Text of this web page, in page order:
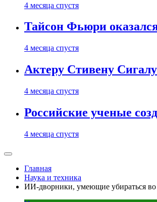
4 месяца спустя
Тайсон Фьюри
4 месяца спустя
Актеру Стивену
4 месяца спустя
Российские ученые
4 месяца спустя
Главная
Наука и техника
ИИ-дворники, умеющие убираться во